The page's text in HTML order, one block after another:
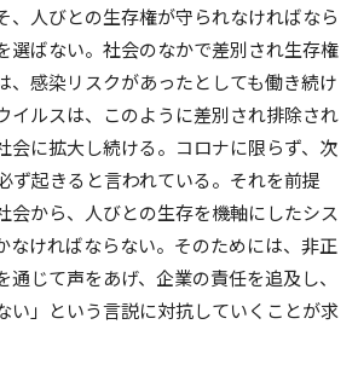
、人びとの生存権が守られなければなら
選ばない。社会のなかで差別され生存権
、感染リスクがあったとしても働き続け
イルスは、このように差別され排除され
会に拡大し続ける。コロナに限らず、次
ず起きると言われている。それを前提
会から、人びとの生存を機軸にしたシス
なければならない。そのためには、非正
じて声をあげ、企業の責任を追及し、
い」という言説に対抗していくことが求